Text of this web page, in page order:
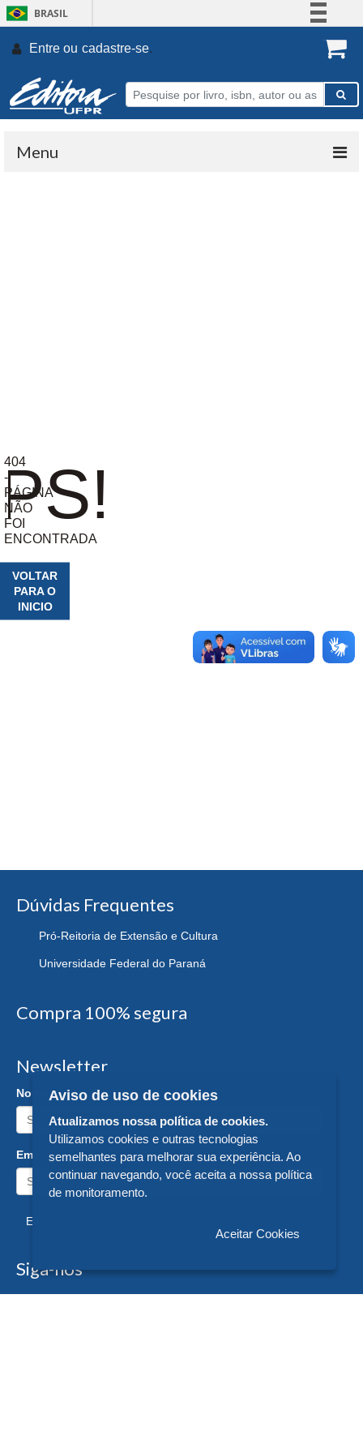
BRASIL
Participe
Entre ou cadastre-se.
Menu
404
-
PÁGINA
NÃO
FOI
ENCONTRADA
VOLTAR
PARA O
INICIO
Dúvidas Frequentes
Pró-Reitoria de Extensão e Cultura
Universidade Federal do Paraná
Compra 100% segura
Newsletter
Nome:
Email:
Enviar
Siga-nos
Aviso de uso de cookies
Atualizamos nossa política de cookies.
Utilizamos cookies e outras tecnologias
semelhantes para melhorar sua experiência. Ao
continuar navegando, você aceita a nossa política
de monitoramento.
Aceitar Cookies